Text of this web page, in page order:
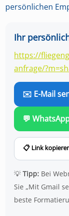
persönlichen
Ihr
https://
anfrage/
✉️ E-Mail
💬
📋 Link
💡Tipp: Bei
Sie „Mit Gmail
beste